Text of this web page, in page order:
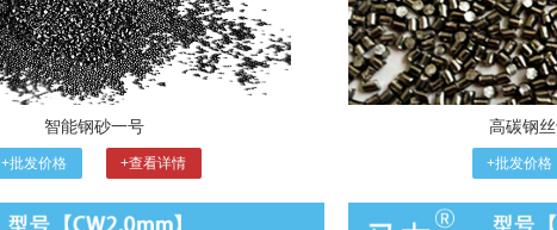
智能钢砂一号
+批发价格 +查看详情
高碳钢
+批发价格